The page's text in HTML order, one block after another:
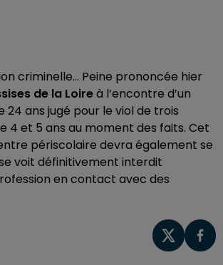
criminelle… Peine prononcée hier
de la Loireà l’encontre d’un
24 ans jugé pour le viol de trois
4 et 5 ans au moment des faits. Cet
périscolaire devra également se
voit définitivement interdit
en contact avec des